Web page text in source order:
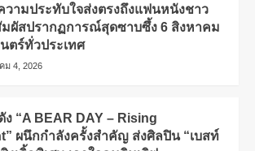
วามประทับใจส่งตรงถึงแฟนหนังชาว
ผัสปรากฏการณ์สุดซาบซึ้ง 6 สิงหาคม
ตร์ทั่วประเทศ
ม 4, 2026
ง “A BEAR DAY – Rising
ผนึกกำลังครั้งสำคัญ ส่งศิลปิน “เบสท์